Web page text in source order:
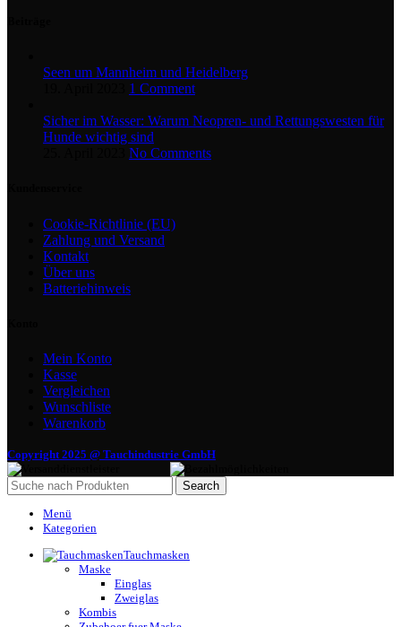
Seen um Mannheim und Heidelberg
1 Comment
Sicher im Wasser: Warum Neopren- und Rettungswesten für
Hunde wichtig sind
No Comments
Cookie-Richtlinie (EU)
Zahlung und Versand
Kontakt
Über uns
Batteriehinweis
Mein Konto
Kasse
Vergleichen
Wunschliste
Warenkorb
Copyright 2025 @ Tauchindustrie GmbH
Search
Menü
Kategorien
Tauchmasken
Maske
Einglas
Zweiglas
Kombis